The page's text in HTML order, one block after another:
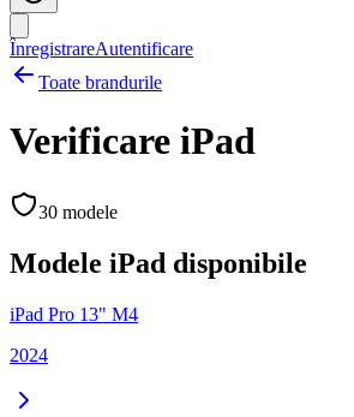
ÎnregistrareAutentificare
Toate brandurile
Verificare iPad
30 modele
Modele iPad disponibile
iPad Pro 13" M4
2024